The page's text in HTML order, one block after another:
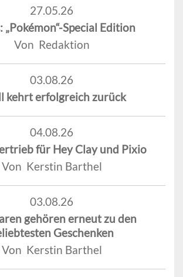
27.05.26
„Pokémon“-Special Edition
Von Redaktion
03.08.26
kehrt erfolgreich zurück
04.08.26
für Hey Clay und Pixio
Von Kerstin Barthel
03.08.26
gehören erneut zu den
Geschenken
Von Kerstin Barthel